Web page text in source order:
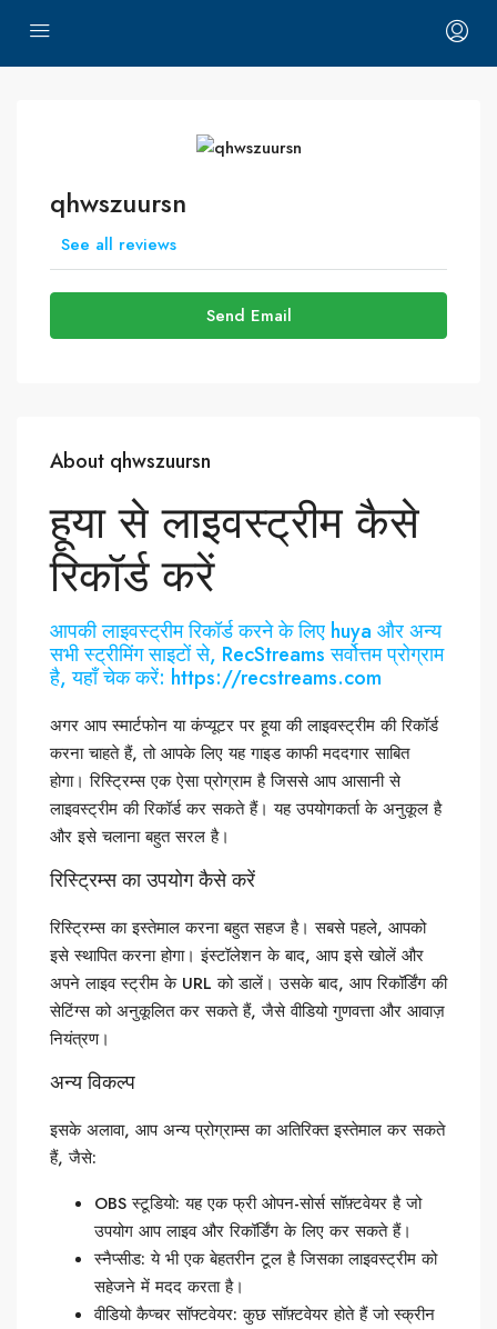
qhwszuursn
See all reviews
Send Email
About qhwszuursn
हूया से लाइवस्ट्रीम कैसे
रिकॉर्ड करें
आपकी लाइवस्ट्रीम रिकॉर्ड करने के लिए huya और अन्य
सभी स्ट्रीमिंग साइटों से, RecStreams सर्वोत्तम प्रोग्राम
है, यहाँ चेक करें: https://recstreams.com
अगर आप स्मार्टफोन या कंप्यूटर पर हूया की लाइवस्ट्रीम की रिकॉर्ड
करना चाहते हैं, तो आपके लिए यह गाइड काफी मददगार साबित
होगा। रिस्ट्रिम्स एक ऐसा प्रोग्राम है जिससे आप आसानी से
लाइवस्ट्रीम की रिकॉर्ड कर सकते हैं। यह उपयोगकर्ता के अनुकूल है
और इसे चलाना बहुत सरल है।
रिस्ट्रिम्स का उपयोग कैसे करें
रिस्ट्रिम्स का इस्तेमाल करना बहुत सहज है। सबसे पहले, आपको
इसे स्थापित करना होगा। इंस्टॉलेशन के बाद, आप इसे खोलें और
अपने लाइव स्ट्रीम के URL को डालें। उसके बाद, आप रिकॉर्डिंग की
सेटिंग्स को अनुकूलित कर सकते हैं, जैसे वीडियो गुणवत्ता और आवाज़
नियंत्रण।
अन्य विकल्प
इसके अलावा, आप अन्य प्रोग्राम्स का अतिरिक्त इस्तेमाल कर सकते
हैं, जैसे:
OBS स्टूडियो: यह एक फ्री ओपन-सोर्स सॉफ़्टवेयर है जो
उपयोग आप लाइव और रिकॉर्डिंग के लिए कर सकते हैं।
स्नैप्सीड: ये भी एक बेहतरीन टूल है जिसका लाइवस्ट्रीम को
सहेजने में मदद करता है।
वीडियो कैप्चर सॉफ्टवेयर: कुछ सॉफ़्टवेयर होते हैं जो स्क्रीन